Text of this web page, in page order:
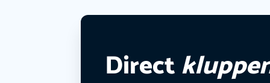
Direct